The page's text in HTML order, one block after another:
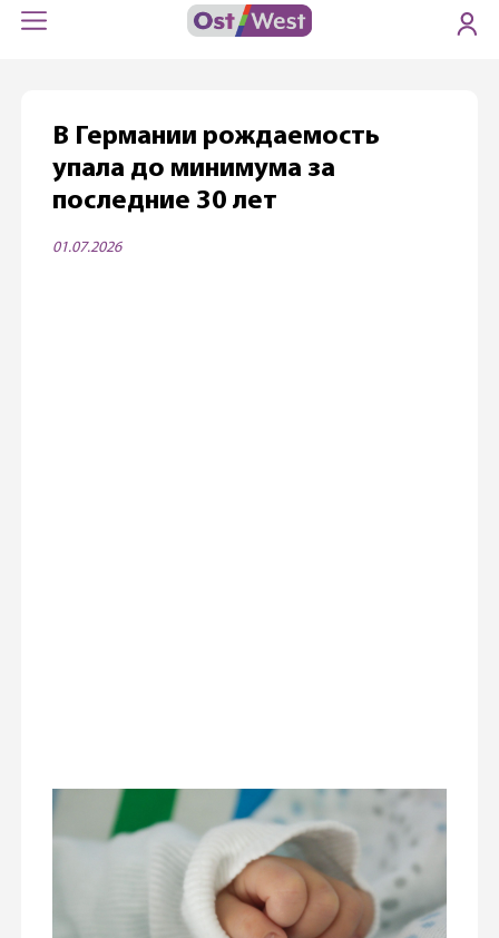
В Германии рождаемость
упала до минимума за
последние 30 лет
01.07.2026